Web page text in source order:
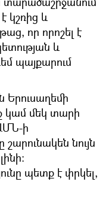
կշռից և
որ որոշել է
և
պայքարում
Երուսաղեմի
կամ մեկ տարի
ի
շարունակեն նույն
պետք է փրկել,